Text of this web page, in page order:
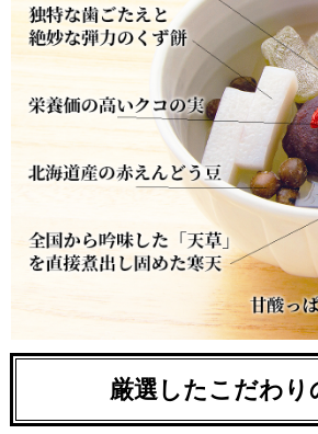
厳選したこだわり